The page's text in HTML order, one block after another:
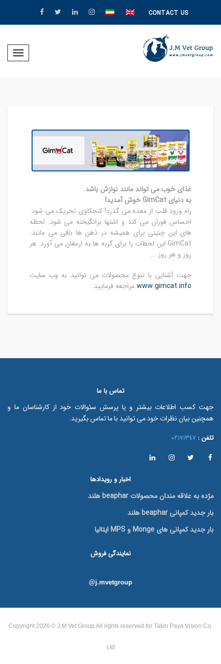
CONTACT US
غذای خوب می تواند مانند نوازش باشد.
به دنیای GimCat خوش آمدید!
راه ورود قلب از معده می گذرد! کنجکاوی تحریک می شود.
احساس فوران می کند و اشتها برانگیخته می شود. لحظه
های این چنینی برای همیشه در ذهن ها باقی می مانند.
GimCat این لحظات را برای گربه ها به ارمغان می آورد. هر
روز و هر روز....
جهت آشنایی با تنوع محصولات می توانید به وب سایت
www.gimcat.infoمراجعه فرمایید.
تماس با ما
جهت کسب اطلاعات بیشتر و یا پرسش سئوالات خود از کارشناسان ما و
همچنین بیان نظرات خود می توانید با ما تماس بگیرید.
تلفن : ٠٢١٧١٣٤٧
اخبار و رویدادها
مژده به علاقه مندان محصولات beaphar هلند
بار جدید کمپانی beaphar هلند
بار جدید کمپانی های Monge و MPS ایتالیا
نمایندگی فروش
@j.mvetgroup
Copyright 2026 © J.M Vet Group All rights reserved for Takin Paya Vision Co.
Ltd